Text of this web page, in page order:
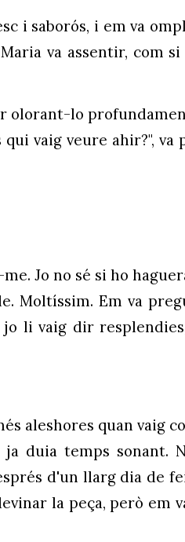
i saborós, i em va
va assentir, com si
olorant-lo
vaig veure ahir?", va
Jo no sé si ho
Moltíssim. Em va
li vaig dir
aleshores quan vaig
duia temps sonant.
d'un llarg dia de
la peça, però em